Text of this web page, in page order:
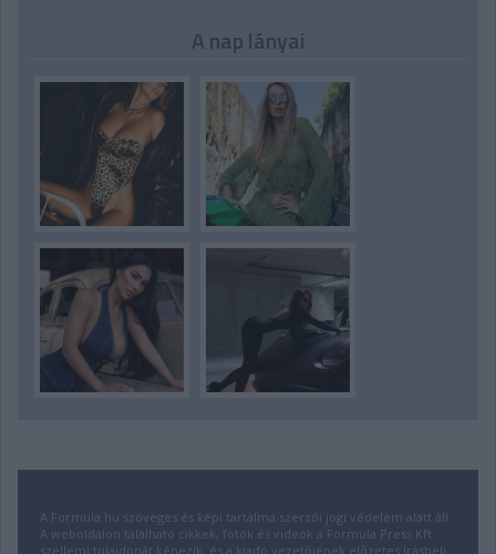
A nap lányai
A Formula.hu szöveges és képi tartalma szerzői jogi védelem alatt áll.
A weboldalon található cikkek, fotók és videók a Formula Press Kft.
szellemi tulajdonát képezik, és a kiadó vezetőjének előzetes írásbeli